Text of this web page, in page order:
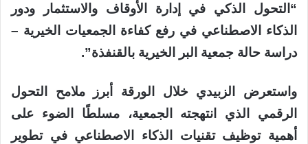
“التحول الذكي في إدارة الأوقاف والاستثمار ودور
الذكاء الاصطناعي في رفع كفاءة الجمعيات الخيرية –
دراسة حالة جمعية البر الخيرية بالقنفذة”.
واستعرض الزبيدي خلال الورقة أبرز ملامح التحول
الرقمي الذي انتهجته الجمعية، مسلطًا الضوء على
أهمية توظيف تقنيات الذكاء الاصطناعي في تطوير